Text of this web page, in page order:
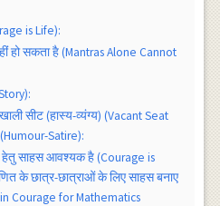
is Life):
हो सकता है (Mantras Alone Cannot
सीट (हास्य-व्यंग्य) (Vacant Seat
Satire):
साहस आवश्यक है (Courage is
के छात्र-छात्राओं के लिए साहस बनाए
Courage for Mathematics